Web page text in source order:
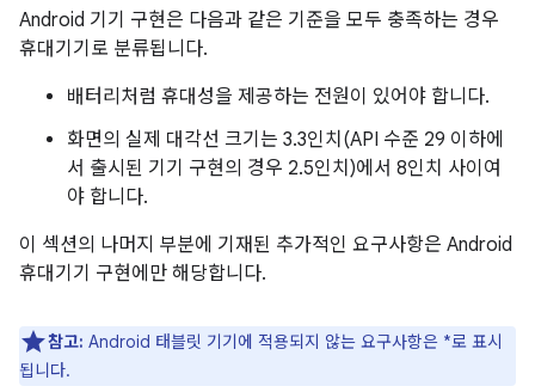
Android 기기 구현은 다음과 같은 기준을 모두 충족하는 경우
휴대기기로 분류됩니다.
배터리처럼 휴대성을 제공하는 전원이 있어야 합니다.
화면의 실제 대각선 크기는 3.3인치(API 수준 29 이하에
서 출시된 기기 구현의 경우 2.5인치)에서 8인치 사이여
야 합니다.
이 섹션의 나머지 부분에 기재된 추가적인 요구사항은 Android
휴대기기 구현에만 해당합니다.
참고: Android 태블릿 기기에 적용되지 않는 요구사항은 *로 표시
됩니다.